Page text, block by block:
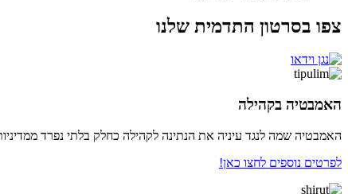
צפו בסרטון התדמית שלנו
האמבטיה בקהילה
האמבטיה שמה לנגד עיניה את הנתינה לקהילה כחלק בלתי נפרד
לפרטים נוספים לחצו כאן!